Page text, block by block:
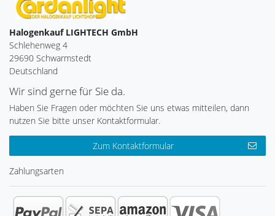
Halogenkauf LIGHTECH GmbH
Schlehenweg 4
29690 Schwarmstedt
Deutschland
Wir sind gerne für Sie da.
Haben Sie Fragen oder möchten Sie uns etwas mitteilen, dann
nutzen Sie bitte unser Kontaktformular.
Zum Kontaktformular
Zahlungsarten